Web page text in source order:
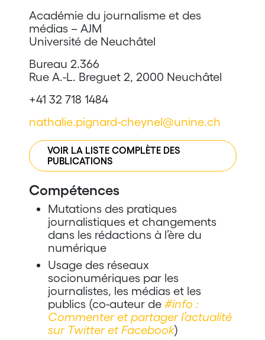
Académie du journalisme et des
médias – AJM
Université de Neuchâtel
Bureau 2.366
Rue A.-L. Breguet 2, 2000 Neuchâtel
+41 32 718 1484
nathalie.pignard-cheynel@unine.ch
VOIR LA LISTE COMPLÈTE DES
PUBLICATIONS
Compétences
Mutations des pratiques
journalistiques et changements
dans les rédactions à l’ère du
numérique
Usage des réseaux
socionumériques par les
journalistes, les médias et les
publics (co-auteur de #info :
Commenter et partager l’actualité
sur Twitter et Facebook)